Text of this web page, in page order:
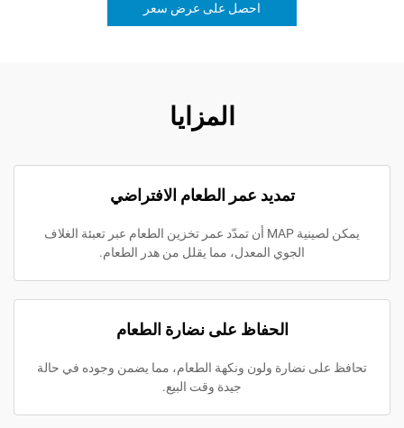
احصل على عرض سعر
تمديد عمر الطعام الافتراضي
يمكن لصينية MAP أن تمدّد عمر تخزين الطعام عبر تعبئة الغلاف
الجوي المعدل، مما يقلل من هدر الطعام.
الحفاظ على نضارة الطعام
نضارة ولون ونكهة الطعام، مما يضمن وجوده في حالة